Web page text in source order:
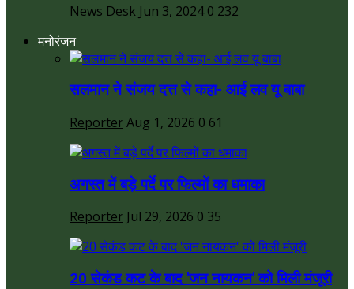
News Desk Jun 3, 2024 0 232
मनोरंजन
सलमान ने संजय दत्त से कहा- आई लव यू बाबा
ReporterAug 1, 2026 0 61
अगस्त में बड़े पर्दे पर फिल्मों का धमाका
Reporter Jul 29, 2026 0 35
20 सेकंड कट के बाद 'जन नायकन' को मिली मंजूरी